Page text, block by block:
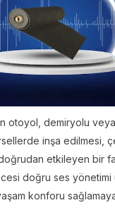
otoyol, demiryolu
inşa edilmesi,
doğrudan etkileyen bir
doğru ses yönetimi
konforu sağlamaya